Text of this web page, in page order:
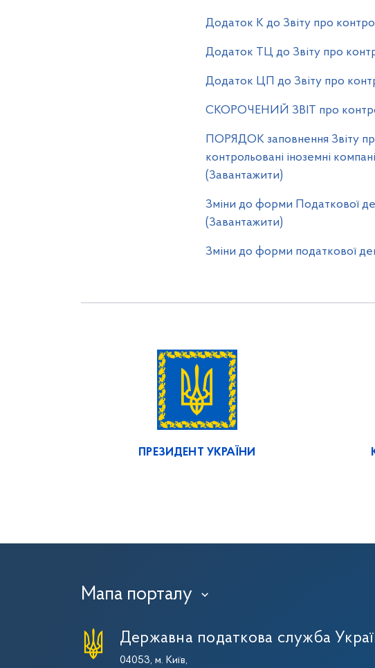
Додаток К до Звіту про
Додаток ТЦ до Звіту про
Додаток ЦП до Звіту про
СКОРОЧЕНИЙ ЗВІТ про
ПОРЯДОК заповнення Звіту
контрольовані іноземні
(Завантажити)
Зміни до форми Податкової
(Завантажити)
Зміни до форми податкової
ПРЕЗИДЕНТ УКРАЇНИ
Мапа порталу ›
Державна податкова служба
04053, м. Київ,